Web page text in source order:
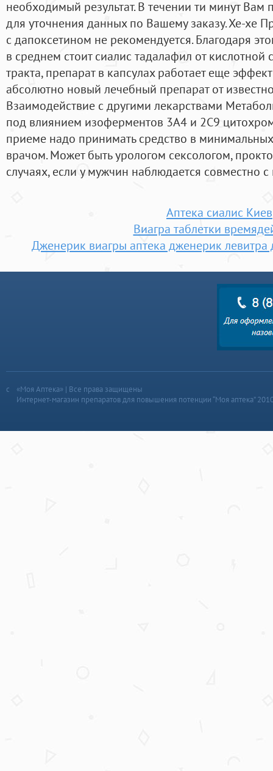
необходимый результат. В течении ти минут
для уточнения данных по Вашему заказу. Хе-хе
с дапоксетином не рекомендуется. Благодаря
в среднем стоит сиалис тадалафил от
тракта, препарат в капсулах работает еще
абсолютно новый лечебный препарат от
Взаимодействие с другими лекарствами
под влиянием изоферментов 3А4 и 2С9
приеме надо принимать средство в
врачом. Может быть урологом сексологом,
случаях, если у мужчин наблюдается совместно
Аптека сиалис Киев
Виагра таблетки
Дженерик виагры аптека дженерик левитра
«Моя Аптека» | Все права защищены
Интернет-магазин препаратов для повышения потенции “Моя аптека”